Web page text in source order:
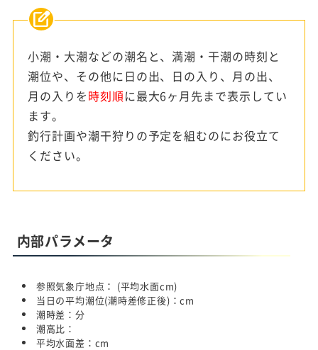
小潮・大潮などの潮名と、満潮・干潮の時刻と
潮位や、その他に日の出、日の入り、月の出、
月の入りを時刻順に最大6ヶ月先まで表示してい
ます。
釣行計画や潮干狩りの予定を組むのにお役立て
ください。
内部パラメータ
参照気象庁地点： (平均水面cm)
当日の平均潮位(潮時差修正後)：cm
潮時差：分
潮高比：
平均水面差： cm